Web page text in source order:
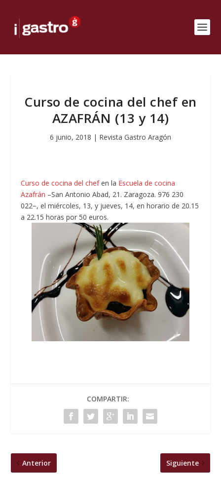
Curso de cocina del chef en
AZAFRÁN (13 y 14)
6 junio, 2018 | Revista Gastro Aragón
Curso de cocina del chefen la Escuela de cocina
Azafrán –San Antonio Abad, 21. Zaragoza. 976 230
022−, el miércoles, 13, y jueves, 14, en horario de 20.15
a 22.15 horas por 50 euros.
COMPARTIR:
Anterior Siguiente